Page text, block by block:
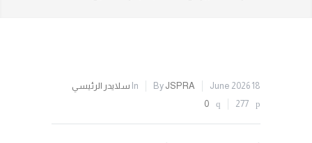
18 June 2026
By JSPRA
In سلايدر الرئيسي
277
0